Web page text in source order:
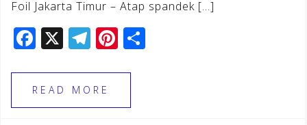
Foil Jakarta Timur – Atap spandek […]
F
c
e
X T
e
gr
Pi
te
r
READ MORE